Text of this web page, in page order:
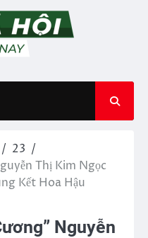
23
Thị Kim Ngọc
Kết Hoa Hậu
Nguyễn